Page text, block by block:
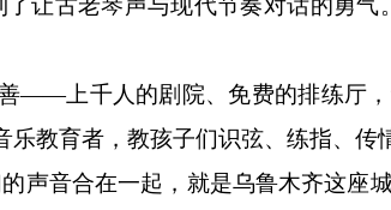
古老琴声与现代节奏对话的勇气
上千人的剧院、免费的排练厅，
教育者，教孩子们识弦、练指、传
音合在一起，就是乌鲁木齐这座